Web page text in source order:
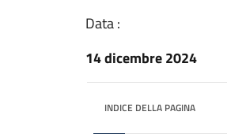
Data :
14 dicembre 2024
INDICE DELLA PAGINA